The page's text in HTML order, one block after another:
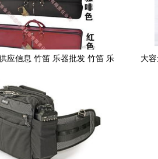
应信息 竹笛 乐器批发 竹笛 乐
大